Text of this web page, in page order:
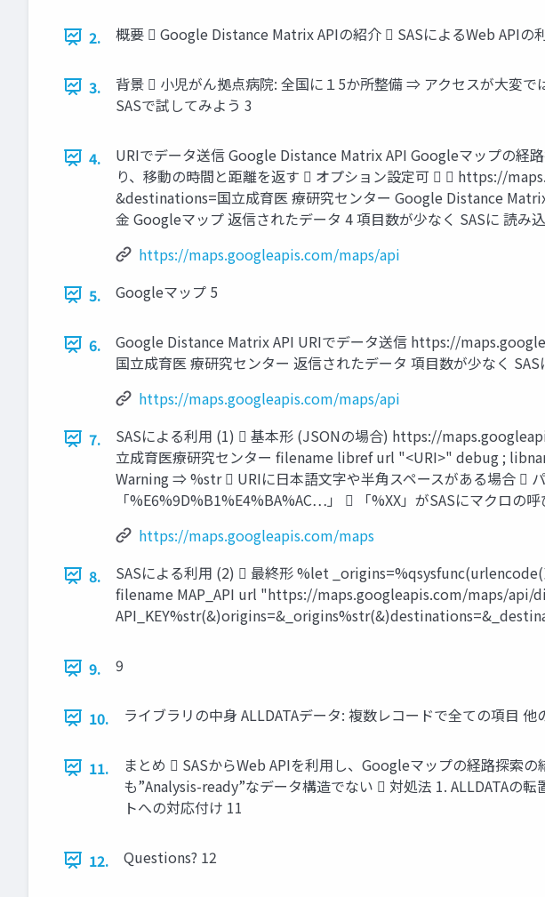
2. 概要  Google Distance Matrix APIの紹介  SASによるWeb API
3.
背景  小児がん拠点病院: 全国に１5か所整備 ⇒ アクセスが大変
SASで試してみよう 3
4.
URIでデータ送信 Google Distance Matrix API Googleマップの経
り、移動の時間と距離を返す  オプション設定可   https://
&destinations=国立成育医 療研究センター Google Distance
金 Googleマップ 返信されたデータ 4 項目数が少なく SASに 読み
https://maps.googleapis.com/maps/api
5.
Googleマップ 5
6.
Google Distance Matrix API URIでデータ送信 https://
国立成育医 療研究センター 返信されたデータ 項目数が少なく
https://maps.googleapis.com/maps/api
7.
SASによる利用 (1)  基本形 (JSONの場合) https://
立成育医療研究センター filename libref url "<URI>" debug ;
Warning ⇒ %str  URIに日本語文字や半角スペースがある場合 
「%E6%9D%B1%E4%BA%AC…」  「%XX」がSASにマクロ
https://maps.googleapis.com/maps
8.
SASによる利用 (2)  最終形 %let
filename MAP_API url "https://maps.googleapis.com/maps/api/
9. 9
10. ライブラリの中身 ALLDATAデータ: 複数レコードで全ての項目
11.
まとめ  SASからWeb APIを利用し、Googleマップの経路探索
も”Analysis-ready”なデータ構造でない  対処法 1. ALLDATAの
トへの対応付け 11
12. Questions? 12